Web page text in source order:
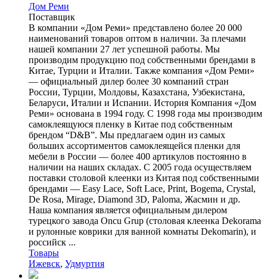
Дом Реми
Поставщик
В компании «Дом Реми» представлено более 20 000
наименований товаров оптом в наличии. За плечами
нашей компании 27 лет успешной работы. Мы
производим продукцию под собственными брендами в
Китае, Турции и Италии. Также компания «Дом Реми»
— официальный дилер более 30 компаний стран
России, Турции, Молдовы, Казахстана, Узбекистана,
Беларуси, Италии и Испании. История Компания «Дом
Реми» основана в 1994 году. С 1998 года мы производим
самоклеящуюся пленку в Китае под собственным
брендом “D&B”. Мы предлагаем один из самых
больших ассортиментов самоклеящейся пленки для
мебели в России — более 400 артикулов постоянно в
наличии на наших складах. С 2005 года осуществляем
поставки столовой клеенки из Китая под собственными
брендами — Easy Lace, Soft Lace, Print, Bogema, Crystal,
De Rosa, Mirage, Diamond 3D, Paloma, Жасмин и др.
Наша компания является официальным дилером
турецкого завода Oncu Grup (столовая клеенка Dekorama
и рулонные коврики для ванной комнаты Dekomarin), и
российск ...
Товары
Ижевск, Удмуртия